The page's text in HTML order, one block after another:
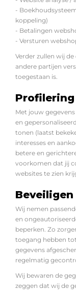
-
koppeling)
- Betalingen
- Versturen
Verder zullen wij
andere partijen
toegestaan is.
Met jouw
en
tonen (laatst
interesses en
betere en
voorkomen dat jij
websites te zien
Wij nemen
en
beperken. Zo
toegang hebben
gegevens
regelmatig
Wij bewaren de
zeggen dat wij de